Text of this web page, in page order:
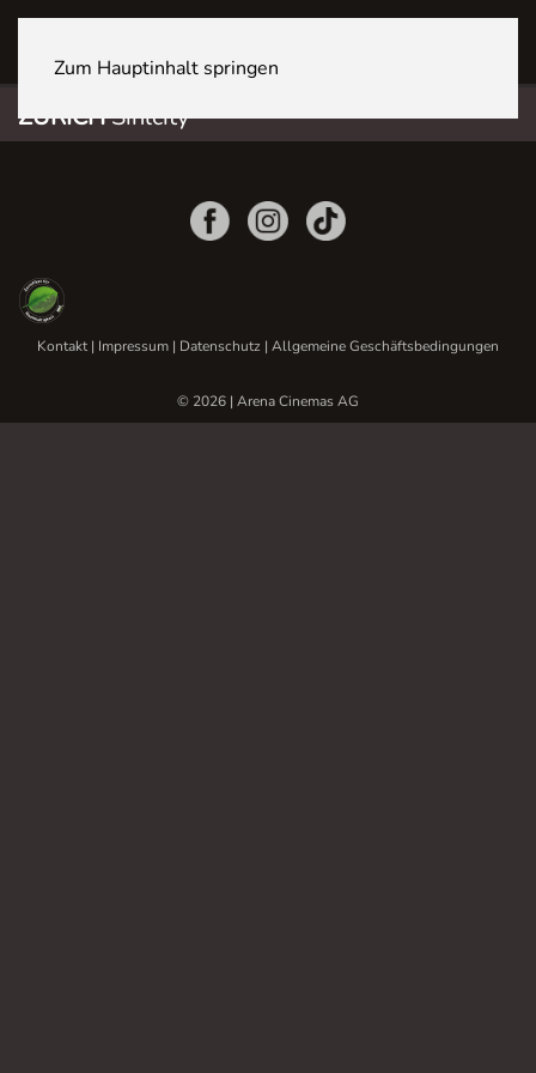
Zum Hauptinhalt springen
ZÜRICHSihlcity
Kontakt| Impressum | Datenschutz | Allgemeine Geschäftsbedingungen
© 2026 | Arena Cinemas AG